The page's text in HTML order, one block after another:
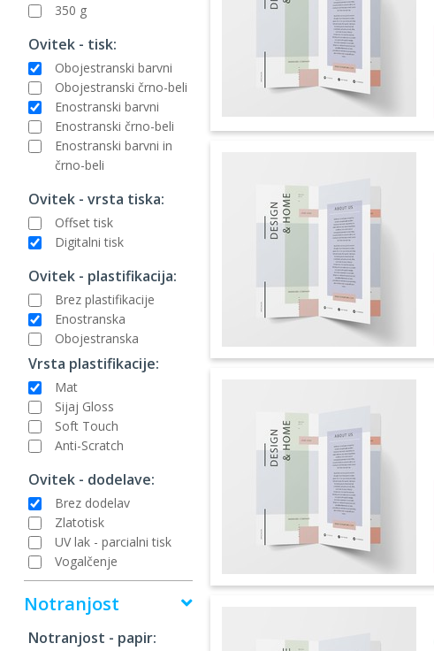
350 g
Ovitek - tisk:
Obojestranski barvni
Obojestranski črno-beli
Enostranski barvni
Enostranski črno-beli
Enostranski barvni in
črno-beli
Ovitek - vrsta tiska:
Offset tisk
Digitalni tisk
Ovitek - plastifikacija:
Brez plastifikacije
Enostranska
Obojestranska
Vrsta plastifikacije:
Mat
Sijaj Gloss
Soft Touch
Anti-Scratch
Ovitek - dodelave:
Brez dodelav
Zlatotisk
UV lak - parcialni tisk
Vogalčenje
Notranjost
Notranjost - papir: